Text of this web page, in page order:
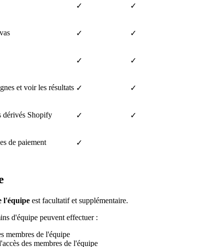
✓ ✓
✓ ✓
✓ ✓
et voir les résultats ✓ ✓
dérivés Shopify ✓ ✓
de paiement ✓
l'équipe est facultatif et supplémentaire.
d'équipe peuvent effectuer :
membres de l'équipe
des membres de l'équipe